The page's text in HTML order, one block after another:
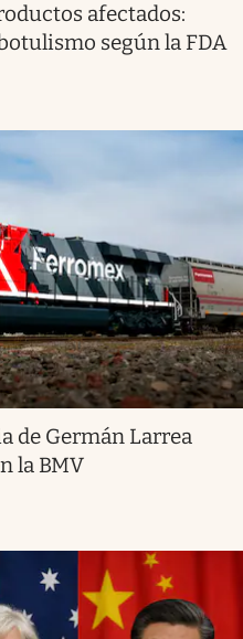
afectados:
según la FDA
de Germán Larrea
la BMV